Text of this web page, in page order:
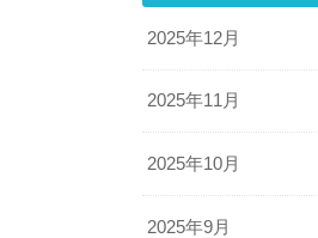
2025年12月
2025年11月
2025年10月
2025年9月